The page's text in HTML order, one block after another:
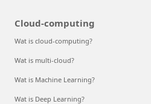
Cloud-computing
Wat is cloud-computing?
Wat is multi-cloud?
Wat is Machine Learning?
Wat is Deep Learning?